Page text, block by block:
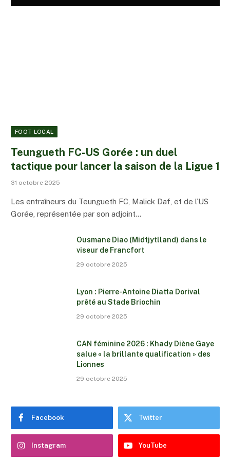
FOOT LOCAL
Teungueth FC-US Gorée : un duel
tactique pour lancer la saison de la Ligue 1
31 octobre 2025
Les entraîneurs du Teungueth FC, Malick Daf, et de l’US
Gorée, représentée par son adjoint…
Ousmane Diao (Midtjytlland) dans le
viseur de Francfort
29 octobre 2025
Lyon : Pierre-Antoine Diatta Dorival
prêté au Stade Briochin
29 octobre 2025
CAN féminine 2026 : Khady Diène Gaye
salue « la brillante qualification » des
Lionnes
29 octobre 2025
Facebook Twitter
Instagram YouTube